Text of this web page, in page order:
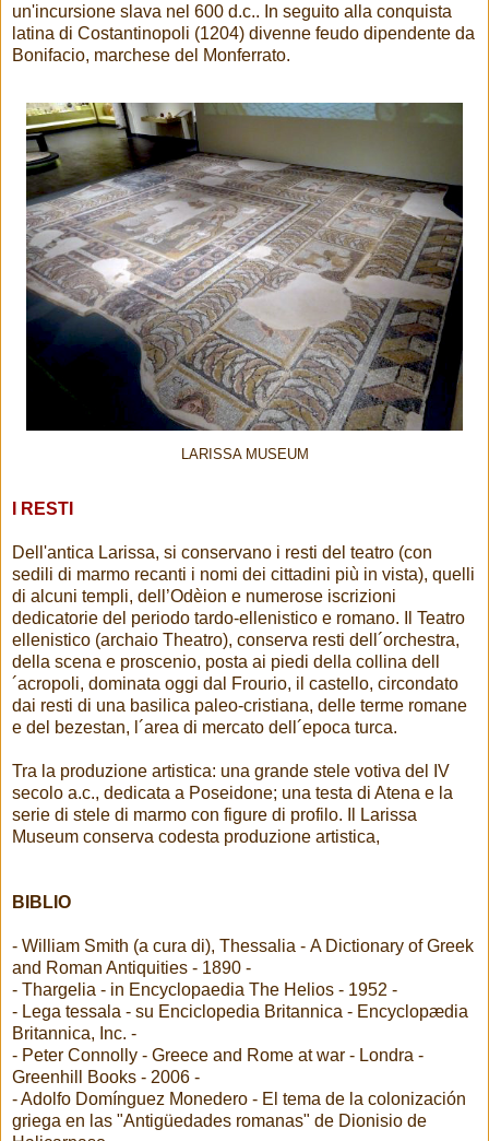
un'incursione slava nel 600 d.c.. In seguito alla conquista
latina di Costantinopoli (1204) divenne feudo dipendente da
Bonifacio, marchese del Monferrato.
LARISSA MUSEUM
I RESTI
Dell'antica Larissa, si conservano i resti del teatro (con
sedili di marmo recanti i nomi dei cittadini più in vista), quelli
di alcuni templi, dell’Odèion e numerose iscrizioni
dedicatorie del periodo tardo-ellenistico e romano. Il Teatro
ellenistico (archaio Theatro), conserva resti dell´orchestra,
della scena e proscenio, posta ai piedi della collina dell
´acropoli, dominata oggi dal Frourio, il castello, circondato
dai resti di una basilica paleo-cristiana, delle terme romane
e del bezestan, l´area di mercato dell´epoca turca.
Tra la produzione artistica: una grande stele votiva del IV
secolo a.c., dedicata a Poseidone; una testa di Atena e la
serie di stele di marmo con figure di profilo. Il Larissa
Museum conserva codesta produzione artistica,
BIBLIO
- William Smith (a cura di), Thessalia - A Dictionary of Greek
and Roman Antiquities - 1890 -
- Thargelia - in Encyclopaedia The Helios - 1952 -
- Lega tessala - su Enciclopedia Britannica - Encyclopædia
Britannica, Inc. -
- Peter Connolly - Greece and Rome at war - Londra -
Greenhill Books - 2006 -
- Adolfo Domínguez Monedero - El tema de la colonización
griega en las "Antigüedades romanas" de Dionisio de